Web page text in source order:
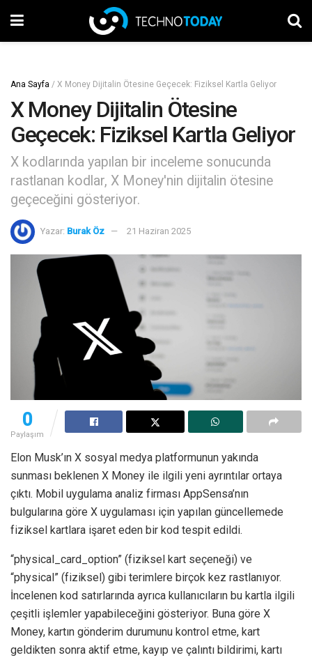
Ana Sayfa / X Money Dijitalin Ötesine Geçecek: Fiziksel Kartla Geliyor
X Money Dijitalin Ötesine
Geçecek: Fiziksel Kartla Geliyor
X kodlarında yapılan bir inceleme sonucunda
rastlanan kodlar, X Money'nin dijitalin ötesine
geçeceğini gösteriyor.
Yazar: Burak Öz 21 Haziran 2025
0
Paylaşım
Elon Musk’ın X sosyal medya platformunun yakında
sunması beklenen X Money ile ilgili yeni ayrıntılar ortaya
çıktı. Mobil uygulama analiz firması AppSensa’nın
bulgularına göre X uygulaması için yapılan güncellemede
fiziksel kartlara işaret eden bir kod tespit edildi.
“physical_card_option” (fiziksel kart seçeneği) ve
“physical” (fiziksel) gibi terimlere birçok kez rastlanıyor.
İncelenen kod satırlarında ayrıca kullanıcıların bu kartla ilgili
çeşitli işlemler yapabileceğini gösteriyor. Buna göre X
Money, kartın gönderim durumunu kontrol etme, kart
geldikten sonra aktif etme, kayıp ve çalıntı bildirimi, kartı